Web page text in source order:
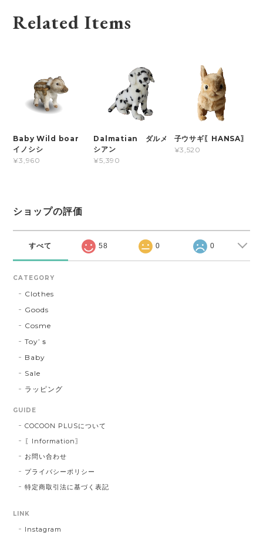
Related Items
Baby Wild boar
イノシシ
¥3,960
Dalmatian ダルメ
シアン
¥5,390
子ウサギ〖HANSA〗
¥3,520
ショップの評価
すべて 58 0 0
CATEGORY
Clothes
Goods
Cosme
Toy’ｓ
Baby
Sale
ラッピング
GUIDE
COCOON PLUSについて
〖Information〗
お問い合わせ
プライバシーポリシー
特定商取引法に基づく表記
LINK
Instagram